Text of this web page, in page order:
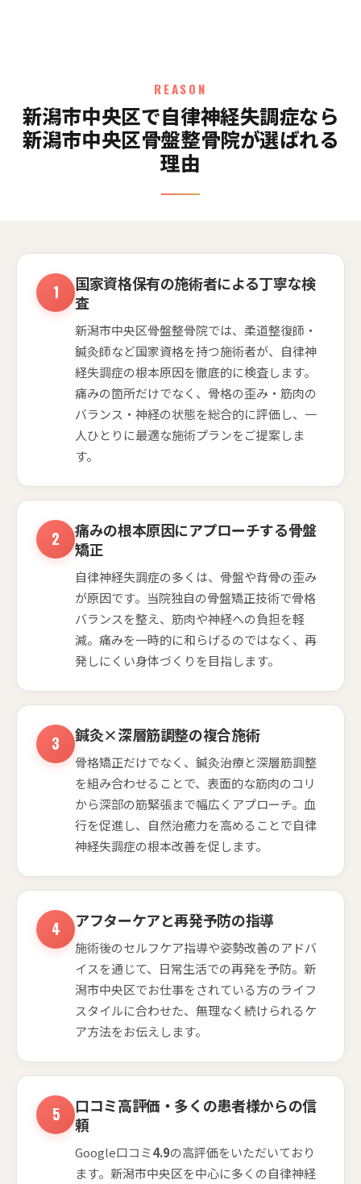
REASON
新潟市中央区で自律神経失調症なら
新潟市中央区骨盤整骨院が選ばれる
理由
国家資格保有の施術者による丁寧な検
査
新潟市中央区骨盤整骨院では、柔道整復師・
鍼灸師など国家資格を持つ施術者が、自律神
経失調症の根本原因を徹底的に検査します。
痛みの箇所だけでなく、骨格の歪み・筋肉の
バランス・神経の状態を総合的に評価し、一
人ひとりに最適な施術プランをご提案しま
す。
痛みの根本原因にアプローチする骨盤
矯正
自律神経失調症の多くは、骨盤や背骨の歪み
が原因です。当院独自の骨盤矯正技術で骨格
バランスを整え、筋肉や神経への負担を軽
減。痛みを一時的に和らげるのではなく、再
発しにくい身体づくりを目指します。
鍼灸×深層筋調整の複合施術
骨格矯正だけでなく、鍼灸治療と深層筋調整
を組み合わせることで、表面的な筋肉のコリ
から深部の筋緊張まで幅広くアプローチ。血
行を促進し、自然治癒力を高めることで自律
神経失調症の根本改善を促します。
アフターケアと再発予防の指導
施術後のセルフケア指導や姿勢改善のアドバ
イスを通じて、日常生活での再発を予防。新
潟市中央区でお仕事をされている方のライフ
スタイルに合わせた、無理なく続けられるケ
ア方法をお伝えします。
口コミ高評価・多くの患者様からの信
頼
Google口コミ4.9の高評価をいただいており
ます。新潟市中央区を中心に多くの自律神経